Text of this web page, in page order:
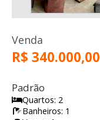
Venda
R$ 340.000,00
Padrão
Quartos: 2
Banheiros: 1